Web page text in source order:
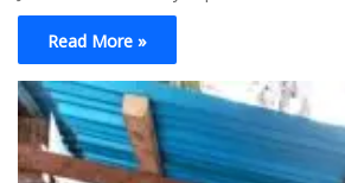
Read More »